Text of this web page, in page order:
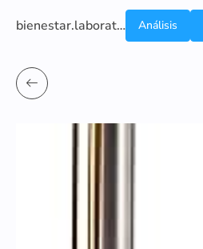
bienestar.laboratoriocliniconsb.com
Análisis